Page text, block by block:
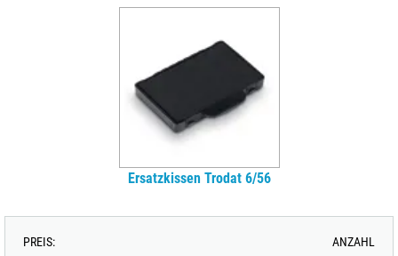
Ersatzkissen Trodat 6/56
PREIS: ANZAHL